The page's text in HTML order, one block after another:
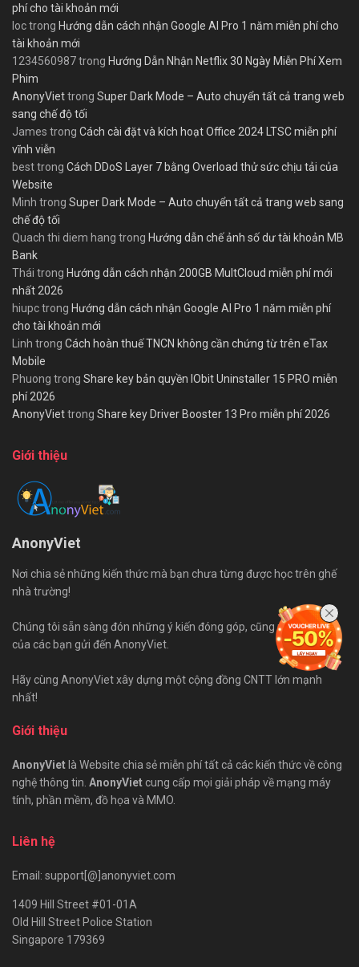
phí cho tài khoản mới
loctrong Hướng dẫn cách nhận Google AI Pro 1 năm miễn phí cho
tài khoản mới
1234560987trong Hướng Dẫn Nhận Netflix 30 Ngày Miễn Phí Xem
Phim
AnonyViettrong Super Dark Mode – Auto chuyển tất cả trang web
sang chế độ tối
James trong Cách cài đặt và kích hoạt Office 2024 LTSC miễn phí
vĩnh viễn
besttrong Cách DDoS Layer 7 bằng Overload thử sức chịu tải của
Website
Minh trong Super Dark Mode – Auto chuyển tất cả trang web sang
chế độ tối
Quach thi diem hang trong Hướng dẫn chế ảnh số dư tài khoản MB
Bank
Thái trong Hướng dẫn cách nhận 200GB MultCloud miễn phí mới
nhất 2026
hiupctrong Hướng dẫn cách nhận Google AI Pro 1 năm miễn phí
cho tài khoản mới
Linh trong Cách hoàn thuế TNCN không cần chứng từ trên eTax
Mobile
Phuong trong Share key bản quyền IObit Uninstaller 15 PRO miễn
phí 2026
AnonyViettrong Share key Driver Booster 13 Pro miễn phí 2026
Giới thiệu
AnonyViet
Nơi chia sẻ những kiến thức mà bạn chưa từng được học trên ghế
nhà trường!
Chúng tôi sẵn sàng đón những ý kiến đóng góp, cũng như bài viết
của các bạn gửi đến AnonyViet.
Hãy cùng AnonyViet xây dựng một cộng đồng CNTT lớn mạnh
nhất!
Giới thiệu
AnonyVietlà Website chia sẻ miễn phí tất cả các kiến thức về công
nghệ thông tin. AnonyViet cung cấp mọi giải pháp về mạng máy
tính, phần mềm, đồ họa và MMO.
Liên hệ
Email: support[@]anonyviet.com
1409 Hill Street #01-01A
Old Hill Street Police Station
Singapore 179369